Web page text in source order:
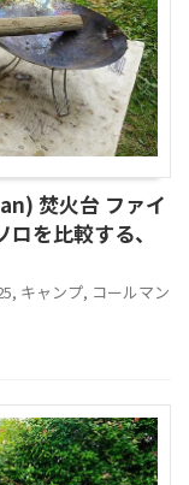
焚火台 ファイ
を比較する、
, キャンプ, コールマン